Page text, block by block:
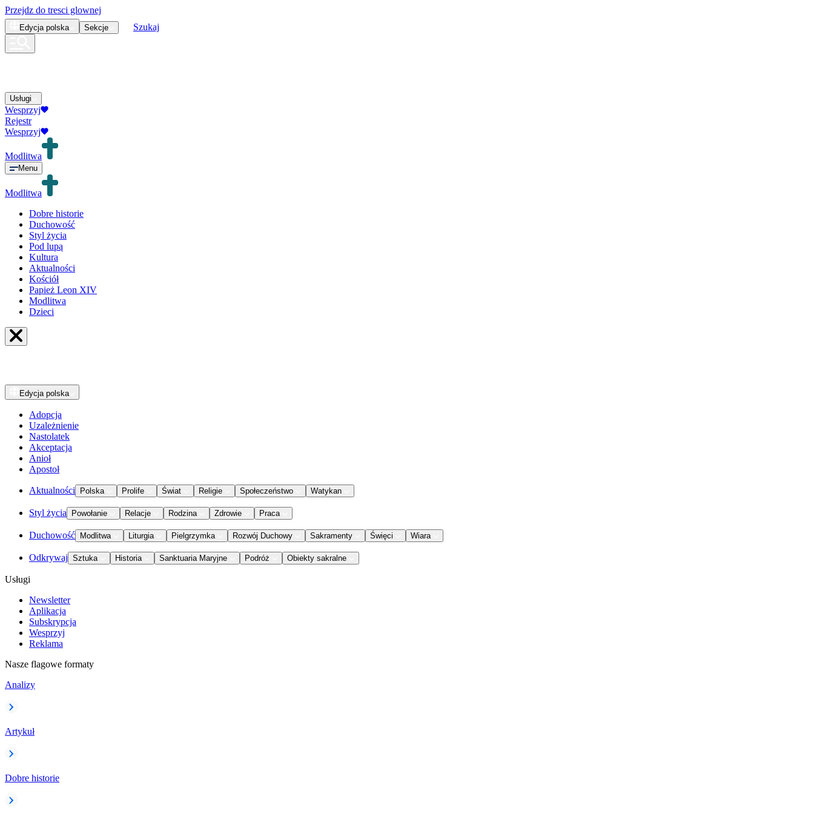
Przejdz do tresci glownej
Edycja polska Sekcje Szukaj
Usługi
Wesprzyj
Rejestr
Wesprzyj
Modlitwa
Menu
Modlitwa
Dobre historie
Duchowość
Styl życia
Pod lupą
Kultura
Aktualności
Kościół
Papież Leon XIV
Modlitwa
Dzieci
Edycja polska
Adopcja
Uzależnienie
Nastolatek
Akceptacja
Anioł
Apostoł
Aktualności Polska Prolife Świat Religie Społeczeństwo Watykan
Styl życia Powołanie Relacje Rodzina Zdrowie Praca
Duchowość Modlitwa Liturgia Pielgrzymka Rozwój Duchowy Sakramenty Święci Wiara
Odkrywaj Sztuka Historia Sanktuaria Maryjne Podróż Obiekty sakralne
Usługi
Newsletter
Aplikacja
Subskrypcja
Wesprzyj
Reklama
Nasze flagowe formaty
Analizy
Artykuł
Dobre historie